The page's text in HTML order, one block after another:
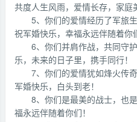
共度人生风雨，爱情长存，家庭
5、你们的爱情经历了军旅
祝军婚快乐，幸福永远伴随着你
6、你们并肩作战，共同守
乐，未来的日子里，携手同行！
7、你们的爱情犹如烽火传
军婚快乐，白头到老！
8、你们是最美的战士，也
福永远伴随着你们！